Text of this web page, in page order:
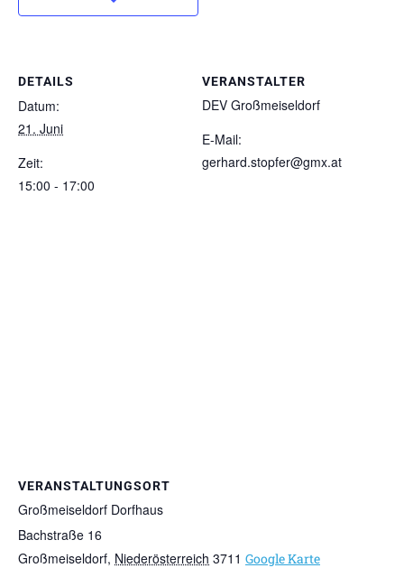
DETAILS
Datum:
21. Juni
Zeit:
15:00 - 17:00
VERANSTALTER
DEV Großmeiseldorf
E-Mail:
gerhard.stopfer@gmx.at
VERANSTALTUNGSORT
Großmeiseldorf Dorfhaus
Bachstraße 16
Großmeiseldorf, Niederösterreich 3711 Google Karte